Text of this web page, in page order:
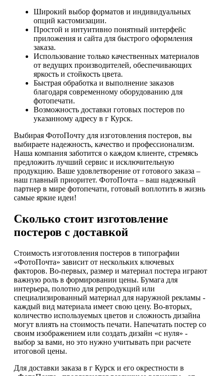
Широкий выбор форматов и индивидуальных
опций кастомизации.
Простой и интуитивно понятный интерфейс
приложения и сайта для быстрого оформления
заказа.
Использование только качественных материалов
от ведущих производителей, обеспечивающих
яркость и стойкость цвета.
Быстрая обработка и выполнение заказов
благодаря современному оборудованию для
фотопечати.
Возможность доставки готовых постеров по
указанному адресу в г Курск.
Выбирая ФотоПочту для изготовления постеров, вы
выбираете надежность, качество и профессионализм.
Наша компания заботится о каждом клиенте, стремясь
предложить лучший сервис и исключительную
продукцию. Ваше удовлетворение от готового заказа –
наш главный приоритет. ФотоПочта – ваш надежный
партнер в мире фотопечати, готовый воплотить в жизнь
самые яркие идеи!
Сколько стоит изготовление
постеров с доставкой
Стоимость изготовления постеров в типографии
«ФотоПочта» зависит от нескольких ключевых
факторов. Во-первых, размер и материал постера играют
важную роль в формировании цены. Бумага для
интерьера, полотно для репродукций или
специализированный материал для наружной рекламы -
каждый вид материала имеет свою цену. Во-вторых,
количество используемых цветов и сложность дизайна
могут влиять на стоимость печати. Напечатать постер со
своим изображением или создать дизайн «с нуля» -
выбор за вами, но это нужно учитывать при расчете
итоговой цены.
Для доставки заказа в г Курск и его окрестности в